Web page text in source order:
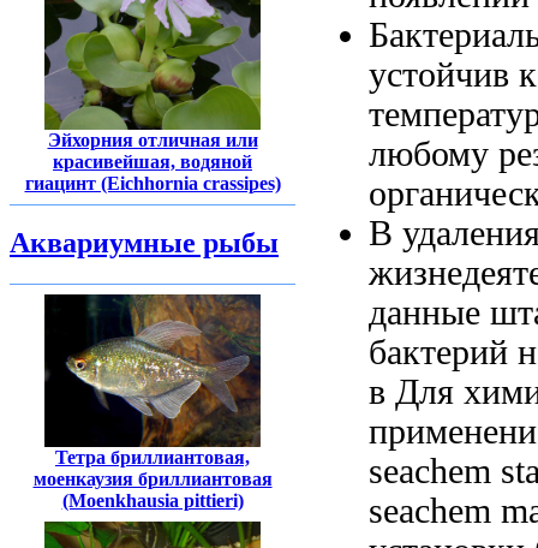
Эйхорния отличная или
красивейшая, водяной
гиацинт (Eichhornia crassipes)
Аквариумные рыбы
Тетра бриллиантовая,
моенкаузия бриллиантовая
(Moenkhausia pittieri)
устойчив
любому
В
данные
бактерий
в Для
seachem
seachem